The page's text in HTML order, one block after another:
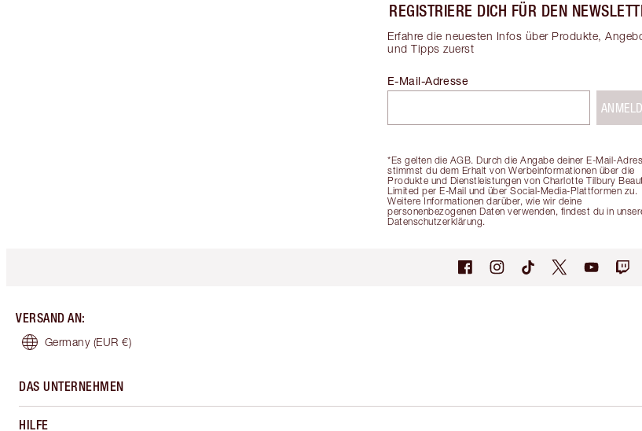
REGISTRIERE DICH FÜR DEN
Erfahre die neuesten Infos über Produkte,
und Tipps zuerst
*Es gelten die AGB. Durch die Angabe deiner E-Mail-
stimmst du dem Erhalt von Werbeinformationen über die
Produkte und Dienstleistungen von Charlotte Tilbury
Limited per E-Mail und über Social-Media-Plattformen zu.
Weitere Informationen darüber, wie wir deine
personenbezogenen Daten verwenden, findest du in
Datenschutzerklärung.
E-Mail-Adresse
VERSAND AN:
Germany (EUR €)
DAS UNTERNEHMEN
HILFE